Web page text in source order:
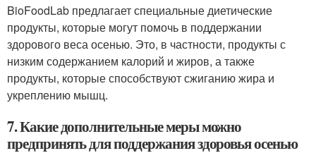
BioFoodLab предлагает специальные диетические
продукты, которые могут помочь в поддержании
здорового веса осенью. Это, в частности, продукты с
низким содержанием калорий и жиров, а также
продукты, которые способствуют сжиганию жира и
укреплению мышц.
7. Какие дополнительные меры можно
предпринять для поддержания здоровья осенью